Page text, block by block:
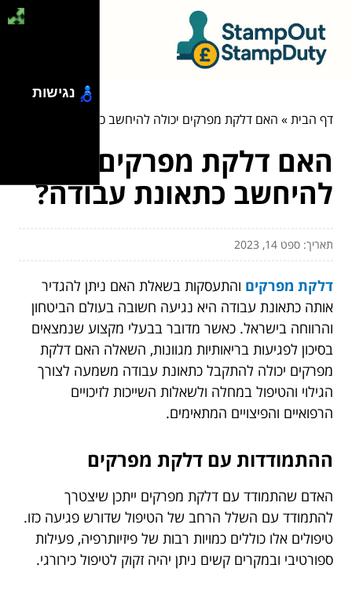
דף הבית» האם דלקת מפרקים יכולה להיחשב כתאונת עבודה?
האם דלקת מפרקים יכולה
להיחשב כתאונת עבודה?
תאריך: ספט 14, 2023
דלקת מפרקים והתעסקות בשאלת האם ניתן להגדיר
אותה כתאונת עבודה היא נגיעה חשובה בעולם הביטחון
והרווחה בישראל. כאשר מדובר בבעלי מקצוע שנמצאים
בסיכון לפגיעות בריאותיות מגוונות, השאלה האם דלקת
מפרקים יכולה להתקבל כתאונת עבודה משמעה לצורך
הגילוי והטיפול במחלה ולשאלות השייכות לזיכויים
הרפואיים והפיצויים המתאימים.
ההתמודדות עם דלקת מפרקים
האדם שהתמודד עם דלקת מפרקים ייתכן שיצטרך
להתמודד עם השלל הרחב של הטיפול שדורש פגיעה כזו.
טיפולים אלו כוללים כמויות רבות של פיזיותרפיה, פעילות
ספורטיבי ובמקרים קשים ניתן יהיה זקוק לטיפול כירורגי.
נגישות